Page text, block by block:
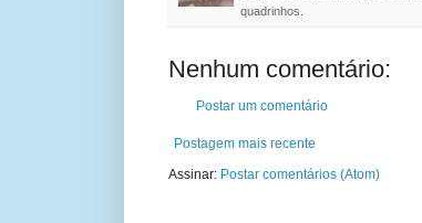
quadrinhos.
Nenhum comentário:
Postar um comentário
Postagem mais recente
Assinar: Postar comentários (Atom)